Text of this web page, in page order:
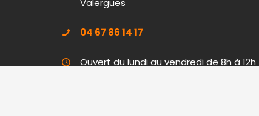
Valergues
04 67 86 14 17
Ouvert du lundi au vendredi de 8h à 12h
Boutique